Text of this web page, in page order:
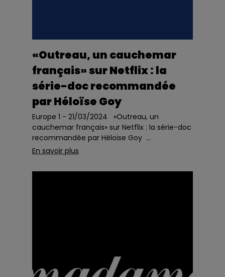
«Outreau, un cauchemar
français» sur Netflix : la
série-doc recommandée
par Héloïse Goy
Europe 1 - 21/03/2024 «Outreau, un
cauchemar français» sur Netflix : la série-doc
recommandée par Héloïse Goy ...
En savoir plus